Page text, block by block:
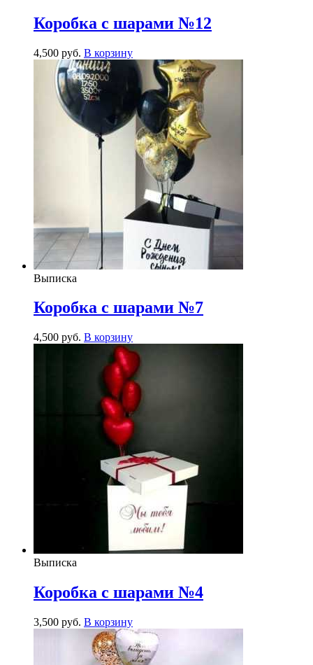
Коробка с шарами №12
4,500 руб. В корзину
Выписка
Коробка с шарами №7
4,500 руб. В корзину
Выписка
Коробка с шарами №4
3,500 руб. В корзину